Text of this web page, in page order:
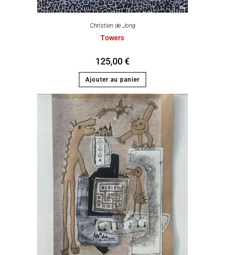
Christien de Jong
Towers
125,00€
Ajouter au panier